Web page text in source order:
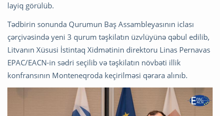
layiq görülüb.
Tədbirin sonunda Qurumun Baş Assambleyasının iclası
çərçivəsində yeni 3 qurum təşkilatın üzvlüyünə qəbul edilib,
Litvanın Xüsusi İstintaq Xidmətinin direktoru Linas Pernavas
EPAC/EACN-in sədri seçilib və təşkilatın növbəti illik
konfransının Monteneqroda keçirilməsi qərara alınıb.